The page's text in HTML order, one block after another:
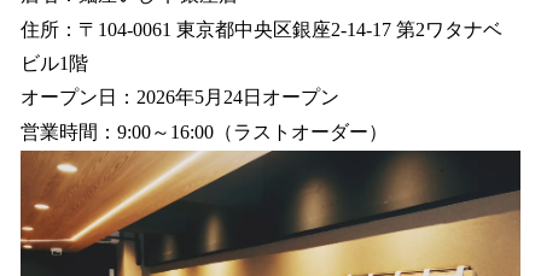
住所：〒104-0061 東京都中央区銀座2-14-17 第2ワタナベ
ビル1階
オープン日：2026年5月24日オープン
営業時間：9:00～16:00（ラストオーダー）